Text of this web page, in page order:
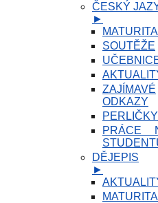
ČESKÝ
►
MATURITA
SOUTĚŽE
ZAJÍMAVÉ
ODKAZY
PERLIČKY
PRÁCE
DĚJEPIS
►
MATURITA